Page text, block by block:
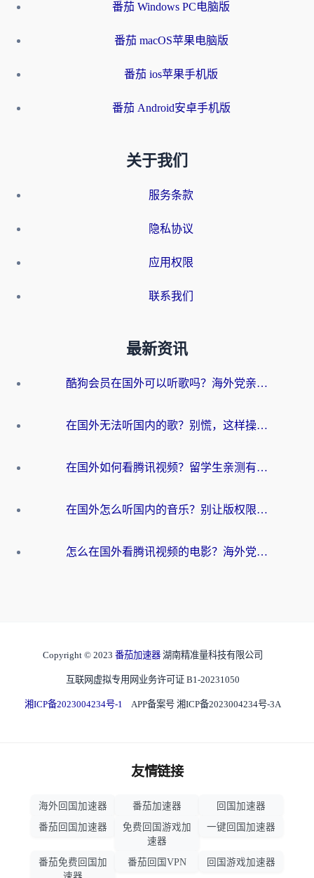
番茄 Windows PC电脑版
番茄 macOS苹果电脑版
番茄 ios苹果手机版
番茄 Android安卓手机版
关于我们
服务条款
隐私协议
应用权限
联系我们
最新资讯
酷狗会员在国外可以听歌吗？海外党亲测有效：3步解决音乐权限难题
在国外无法听国内的歌？别慌，这样操作就能畅听QQ音乐（附亲测加速器推荐）
在国外如何看腾讯视频？留学生亲测有效的回国加速方案
在国外怎么听国内的音乐？别让版权限制断了你的华语歌单
怎么在国外看腾讯视频的电影？海外党亲测有效的回国加速指南
Copyright © 2023 番茄加速器 湖南精准量科技有限公司
互联网虚拟专用网业务许可证 B1-20231050
湘ICP备2023004234号-1 APP备案号 湘ICP备2023004234号-3A
友情链接
海外回国加速器 番茄加速器
回国加速器
番茄回国加速器
免费回国游戏加
速器
一键回国加速器
番茄免费回国加
番茄回国VPN 回国游戏加速器